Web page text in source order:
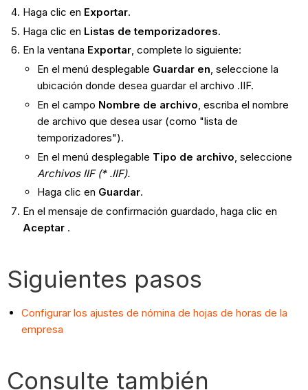
Haga clic en Exportar.
Haga clic en Listas de temporizadores.
En la ventana Exportar, complete lo siguiente:
En el menú desplegable Guardar en, seleccione la
ubicación donde desea guardar el archivo .IIF.
En el campo Nombre de archivo, escriba el nombre
de archivo que desea usar (como "lista de
temporizadores").
En el menú desplegable Tipo de archivo , seleccione
Archivos IIF (* .IIF).
Haga clic en Guardar.
En el mensaje de confirmación guardado, haga clic en
Aceptar .
Siguientes pasos
Configurar los ajustes de nómina de hojas de horas de la
empresa
Consulte también